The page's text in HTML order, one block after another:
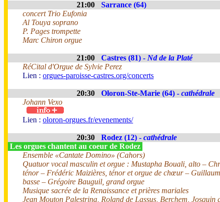
21:00
Sarrance (64)
concert Trio Eufonia
Al Touya soprano
P. Pages trompette
Marc Chiron orgue
21:00 Castres (81) - Nd de la Platé
RéCital d'Orgue de Sylvie Perez
Lien : orgues-paroisse-castres.org/concerts
20:30 Oloron-Ste-Marie (64) - cathédrale
Johann Vexo
Lien : oloron-orgues.fr/evenements/
20:30 Rodez (12) - cathédrale
Les orgues chantent au coeur de Rodez
Ensemble «Cantate Domino» (Cahors)
Quatuor vocal masculin et orgue : Mustapha Bouali, alto –
ténor – Frédéric Maizières, ténor et orgue de chœur –
basse – Grégoire Bauguil, grand orgue
Musique sacrée de la Renaissance et prières mariales
Jean Mouton Palestrina, Roland de Lassus, Berchem, Josquin